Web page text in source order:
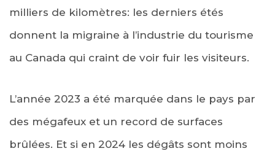
milliers de kilomètres: les derniers étés
donnent la migraine à l’industrie du tourisme
au Canada qui craint de voir fuir les visiteurs.
L’année 2023 a été marquée dans le pays par
des mégafeux et un record de surfaces
brûlées. Et si en 2024 les dégâts sont moins